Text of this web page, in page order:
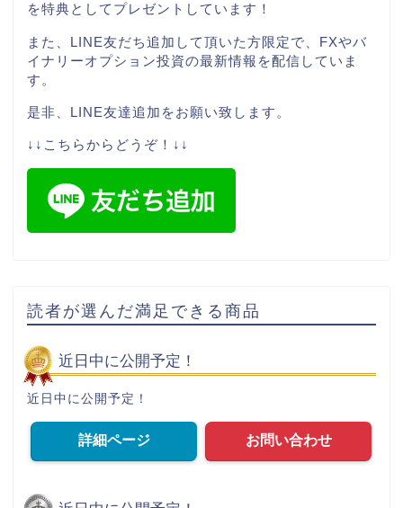
を特典としてプレゼントしています！
また、LINE友だち追加して頂いた方限定で、FXやバ
イナリーオプション投資の最新情報を配信していま
す。
是非、LINE友達追加をお願い致します。
↓↓こちらからどうぞ！↓↓
読者が選んだ満足できる商品
近日中に公開予定！
近日中に公開予定！
詳細ページ お問い合わせ